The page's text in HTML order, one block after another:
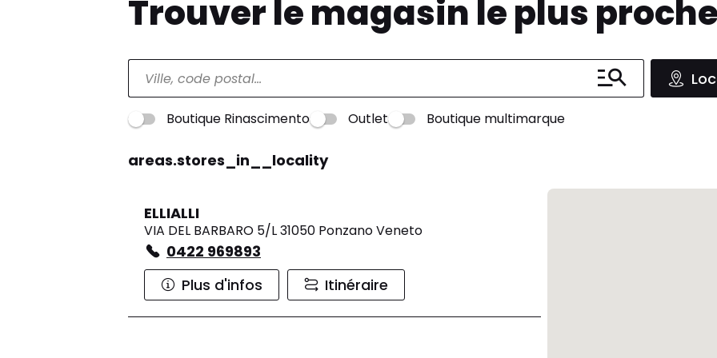
Trouver le magasin le plus proche
Boutique Rinascimento Outlet Boutique multimarque
areas.stores_in__locality
ELLIALLI
VIA DEL BARBARO 5/L 31050 Ponzano Veneto
0422 969893
Plus d'infos
Itinéraire